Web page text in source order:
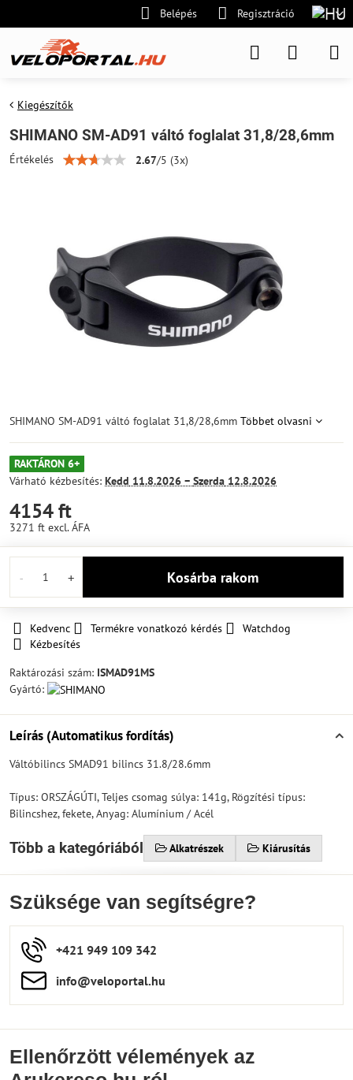
Belépés Regisztráció
Kiegészítők
SHIMANO SM-AD91 váltó foglalat 31,8/28,6mm
Értékelés 2.67/5 (3x)
SHIMANO SM-AD91 váltó foglalat 31,8/28,6mm Többet olvasni
RAKTÁRON 6+
Várható kézbesítés: Kedd 11.8.2026 − Szerda 12.8.2026
4154 ft
3271 ft excl. ÁFA
Kosárba rakom
Kedvenc Termékre vonatkozó kérdés
Watchdog
Kézbesítés
Raktározási szám: ISMAD91MS
Gyártó:
Leírás (Automatikus fordítás)
Váltóbilincs SMAD91 bilincs 31.8/28.6mm
Típus: ORSZÁGÚTI, Teljes csomag súlya: 141g, Rögzítési típus:
Bilincshez, fekete, Anyag: Alumínium / Acél
Több a kategóriából Alkatrészek Kiárusítás
Szüksége van segítségre?
+421 949 109 342
info​​@veloportal​.hu
Ellenőrzött vélemények az